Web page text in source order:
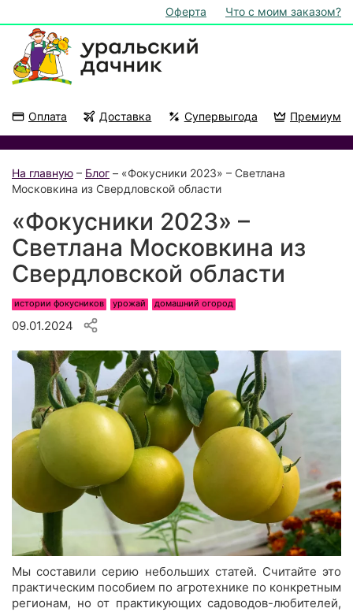
Оферта Что с моим заказом?
Оплата Доставка Супервыгода Премиум
На главную – Блог – «Фокусники 2023» – Светлана
Московкина из Свердловской области
«Фокусники 2023» –
Светлана Московкина из
Свердловской области
истории фокусников урожай домашний огород
09.01.2024
Мы составили серию небольших статей. Считайте это
практическим пособием по агротехнике по конкретным
регионам, но от практикующих садоводов-любителей,